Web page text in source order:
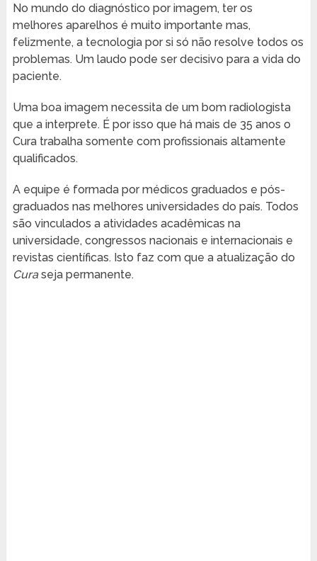
No mundo do diagnóstico por imagem, ter os
melhores aparelhos é muito importante mas,
felizmente, a tecnologia por si só não resolve todos os
problemas. Um laudo pode ser decisivo para a vida do
paciente.
Uma boa imagem necessita de um bom radiologista
que a interprete. É por isso que há mais de 35 anos o
Cura trabalha somente com profissionais altamente
qualificados.
A equipe é formada por médicos graduados e pós-
graduados nas melhores universidades do país. Todos
são vinculados a atividades acadêmicas na
universidade, congressos nacionais e internacionais e
revistas científicas. Isto faz com que a atualização do
Curaseja permanente.